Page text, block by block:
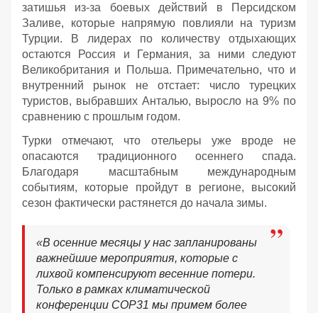
затишья из-за боевых действий в Персидском
Заливе, которые напрямую повлияли на туризм
Турции. В лидерах по количеству отдыхающих
остаются Россия и Германия, за ними следуют
Великобритания и Польша. Примечательно, что и
внутренний рынок не отстает: число турецких
туристов, выбравших Анталью, выросло на 9% по
сравнению с прошлым годом.
Турки отмечают, что отельеры уже вроде не
опасаются традиционного осеннего спада.
Благодаря масштабным международным
событиям, которые пройдут в регионе, высокий
сезон фактически растянется до начала зимы.
«В осенние месяцы у нас запланированы
важнейшие мероприятия, которые с
лихвой компенсируют весенние потери.
Только в рамках климатической
конференции COP31 мы примем более